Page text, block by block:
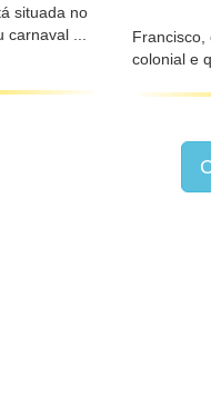
situada no
...
Francisco,
colonial e